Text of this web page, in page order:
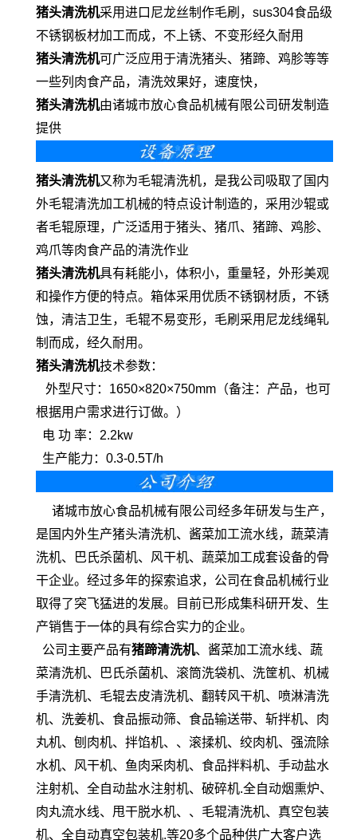
猪头清洗机采用进口尼龙丝制作毛刷，sus304食品级
不锈钢板材加工而成，不上锈、不变形经久耐用
猪头清洗机可广泛应用于清洗猪头、猪蹄、鸡胗等等
一些列肉食产品，清洗效果好，速度快，
猪头清洗机由诸城市放心食品机械有限公司研发制造
提供
猪头清洗机又称为毛辊清洗机，是我公司吸取了国内
外毛辊清洗加工机械的特点设计制造的，采用沙辊或
者毛辊原理，广泛适用于猪头、猪爪、猪蹄、鸡胗、
鸡爪等肉食产品的清洗作业
猪头清洗机具有耗能小，体积小，重量轻，外形美观
和操作方便的特点。箱体采用优质不锈钢材质，不锈
蚀，清洁卫生，毛辊不易变形，毛刷采用尼龙线绳轧
制而成，经久耐用。
猪头清洗机技术参数：
外型尺寸：1650×820×750mm（备注：产品，也可
根据用户需求进行订做。）
电 功 率：2.2kw
生产能力：0.3-0.5T/h
诸城市放心食品机械有限公司经多年研发与生产，
是国内外生产猪头清洗机、酱菜加工流水线，蔬菜清
洗机、巴氏杀菌机、风干机、蔬菜加工成套设备的骨
干企业。经过多年的探索追求，公司在食品机械行业
取得了突飞猛进的发展。目前已形成集科研开发、生
产销售于一体的具有综合实力的企业。
公司主要产品有猪蹄清洗机、酱菜加工流水线、蔬
菜清洗机、巴氏杀菌机、滚筒洗袋机、洗筐机、机械
手清洗机、毛辊去皮清洗机、翻转风干机、喷淋清洗
机、洗姜机、食品振动筛、食品输送带、斩拌机、肉
丸机、刨肉机、拌馅机、、滚揉机、绞肉机、强流除
水机、风干机、鱼肉采肉机、食品拌料机、手动盐水
注射机、全自动盐水注射机、破碎机.全自动烟熏炉、
肉丸流水线、甩干脱水机、、毛辊清洗机、真空包装
机、全自动真空包装机.等20多个品种供广大客户选